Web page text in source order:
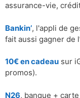
assurance-vie,
Bankin’, l'appli de
fait aussi gagner de
10€ en cadeau sur
promos).
N26, banque +